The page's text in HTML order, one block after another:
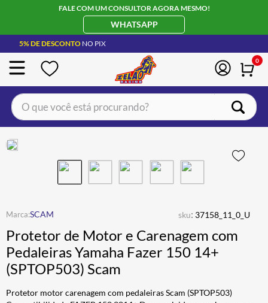
FALE COM UM CONSULTOR AGORA MESMO!
WHATSAPP
5% DE DESCONTO NO PIX
0
O que você está procurando?
SCAM sku: 37158_11_0_U
Protetor de Motor e Carenagem com
Pedaleiras Yamaha Fazer 150 14+
(SPTOP503) Scam
Protetor motor carenagem com pedaleiras Scam (SPTOP503)
BOTA
4º ÓCULOS SOLAR
5º LUVA
6º BAU
º ALPINESTAR
8º AIROH